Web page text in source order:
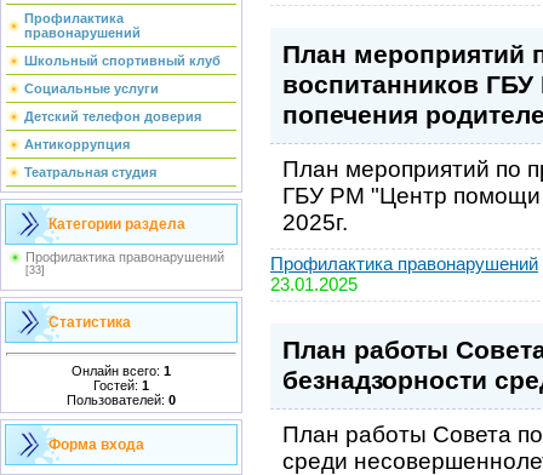
Профилактика
правонарушений
Школьный спортивный клуб
Социальные услуги
Детский телефон доверия
Антикоррупция
Театральная студия
Категории раздела
Профилактика правонарушений
[33]
Статистика
Онлайн всего: 1
Гостей: 1
Пользователей: 0
Форма входа
План мероприятий
воспитанников
попечения
План мероприятий по
ГБУ РМ "Центр помощи
2025г.
Профилактика правонарушений
23.01.2025
План работы
безнадзорности
План работы Совета
среди